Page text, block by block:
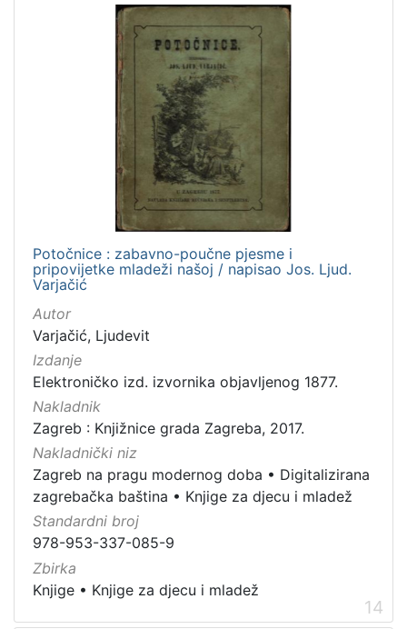
Potočnice : zabavno-poučne pjesme i
pripovijetke mladeži našoj / napisao Jos. Ljud.
Varjačić
Autor
Varjačić, Ljudevit
Izdanje
Elektroničko izd. izvornika objavljenog 1877.
Nakladnik
Zagreb : Knjižnice grada Zagreba, 2017.
Nakladnički niz
Zagreb na pragu modernog doba • Digitalizirana
zagrebačka baština • Knjige za djecu i mladež
Standardni broj
978-953-337-085-9
Zbirka
Knjige • Knjige za djecu i mladež
14